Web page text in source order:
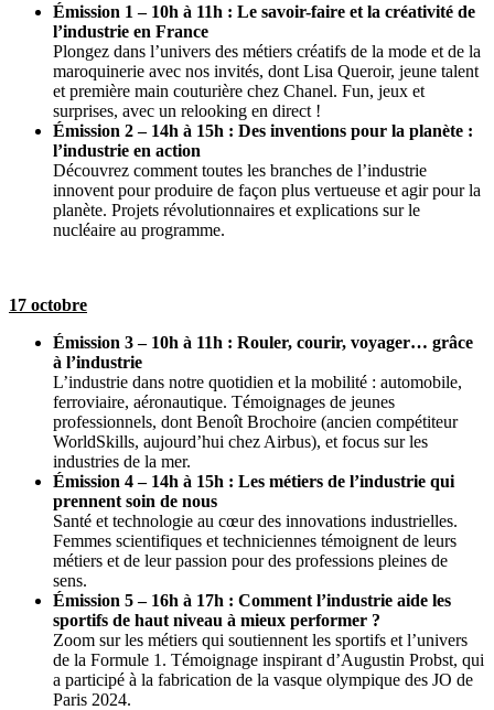
Émission 1 – 10h à 11h : Le savoir-faire et la créativité de
l’industrie en France
Plongez dans l’univers des métiers créatifs de la mode et de la
maroquinerie avec nos invités, dont Lisa Queroir, jeune talent
et première main couturière chez Chanel. Fun, jeux et
surprises, avec un relooking en direct !
Émission 2 – 14h à 15h : Des inventions pour la planète :
l’industrie en action
Découvrez comment toutes les branches de l’industrie
innovent pour produire de façon plus vertueuse et agir pour la
planète. Projets révolutionnaires et explications sur le
nucléaire au programme.
17 octobre
Émission 3 – 10h à 11h : Rouler, courir, voyager… grâce
à l’industrie
L’industrie dans notre quotidien et la mobilité : automobile,
ferroviaire, aéronautique. Témoignages de jeunes
professionnels, dont Benoît Brochoire (ancien compétiteur
WorldSkills, aujourd’hui chez Airbus), et focus sur les
industries de la mer.
Émission 4 – 14h à 15h : Les métiers de l’industrie qui
prennent soin de nous
Santé et technologie au cœur des innovations industrielles.
Femmes scientifiques et techniciennes témoignent de leurs
métiers et de leur passion pour des professions pleines de
sens.
Émission 5 – 16h à 17h : Comment l’industrie aide les
sportifs de haut niveau à mieux performer ?
Zoom sur les métiers qui soutiennent les sportifs et l’univers
de la Formule 1. Témoignage inspirant d’Augustin Probst, qui
a participé à la fabrication de la vasque olympique des JO de
Paris 2024.